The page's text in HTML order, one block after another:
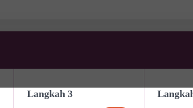
Langkah 3